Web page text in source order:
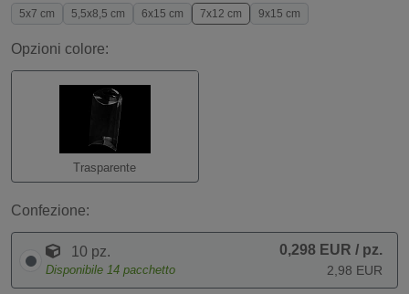
5x7 cm 5,5x8,5 cm 6x15 cm 7x12 cm 9x15 cm
Opzioni colore:
Trasparente
Confezione:
10 pz.
Disponibile 14 pacchetto
0,298 EUR / pz.
2,98 EUR